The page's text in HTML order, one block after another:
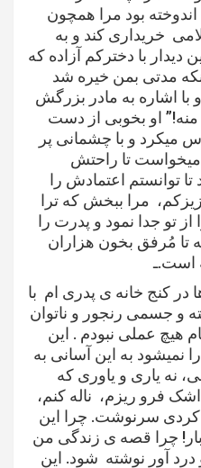
بود مرا همچون
خریداری کند و به
دیدار با دخترکم آزاده که
مدتی بمن خیره شد
اشاره به مادر بزرگش
منه!” او بخوبی از دست
میکرد و با چشمانی پر
تا راحتش
تا توانستم اعتمادش را
مرا ببخش که ترا
تو جدا نمود و پدرت را
مُرفق بخون هزاران
است.ـ
در کنج خانه ی پدرى ام با
و جسمی رنجور و ناتوان
هیچ عملی نبودم . این
نمیشود به این آسانی به
نه یاری و یاوری که
فرو ریزم، ناله کنم،
کردی سرنوشت. چرا این
چرا قصه ی زندگی من
درد آور نوشته شود. این